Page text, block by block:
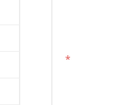
*